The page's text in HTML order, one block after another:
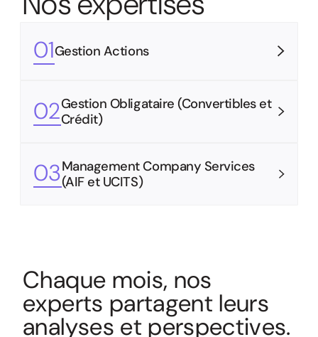
01Gestion Actions
02Gestion Obligataire (Convertibles et
Crédit)
03Management Company Services
(AIF et UCITS)
Chaque mois, nos
experts partagent leurs
analyses et perspectives.